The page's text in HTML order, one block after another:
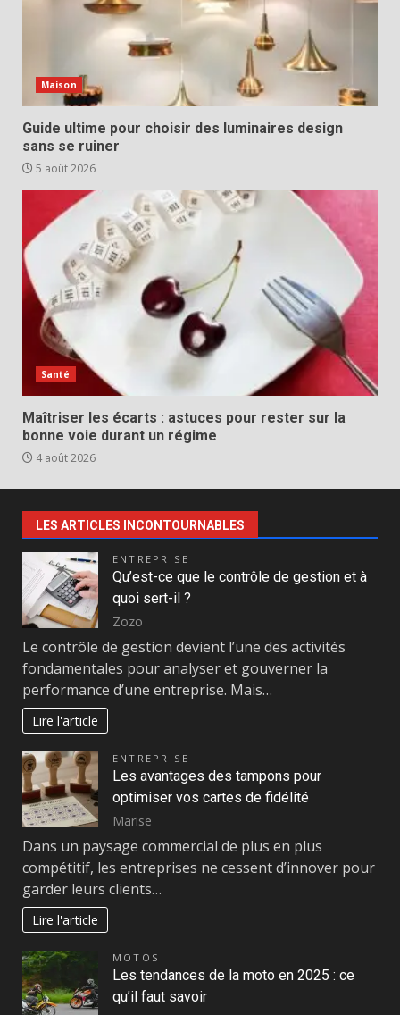
Maison
Guide ultime pour choisir des luminaires design
sans se ruiner
5 août 2026
Santé
Maîtriser les écarts : astuces pour rester sur la
bonne voie durant un régime
4 août 2026
LES ARTICLES INCONTOURNABLES
ENTREPRISE
Qu’est-ce que le contrôle de gestion et à
quoi sert-il ?
Zozo
Le contrôle de gestion devient l’une des activités
fondamentales pour analyser et gouverner la
performance d’une entreprise. Mais…
Lire l'article
ENTREPRISE
Les avantages des tampons pour
optimiser vos cartes de fidélité
Marise
Dans un paysage commercial de plus en plus
compétitif, les entreprises ne cessent d’innover pour
garder leurs clients…
Lire l'article
MOTOS
Les tendances de la moto en 2025 : ce
qu’il faut savoir